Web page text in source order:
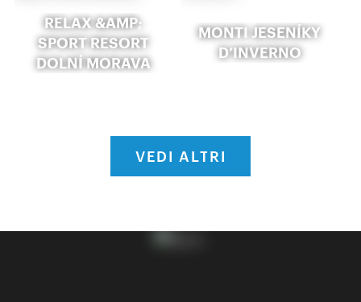
RELAX &AMP;
SPORT RESORT
DOLNÍ MORAVA
MONTI JESENÍKY
D’INVERNO
VEDI ALTRI